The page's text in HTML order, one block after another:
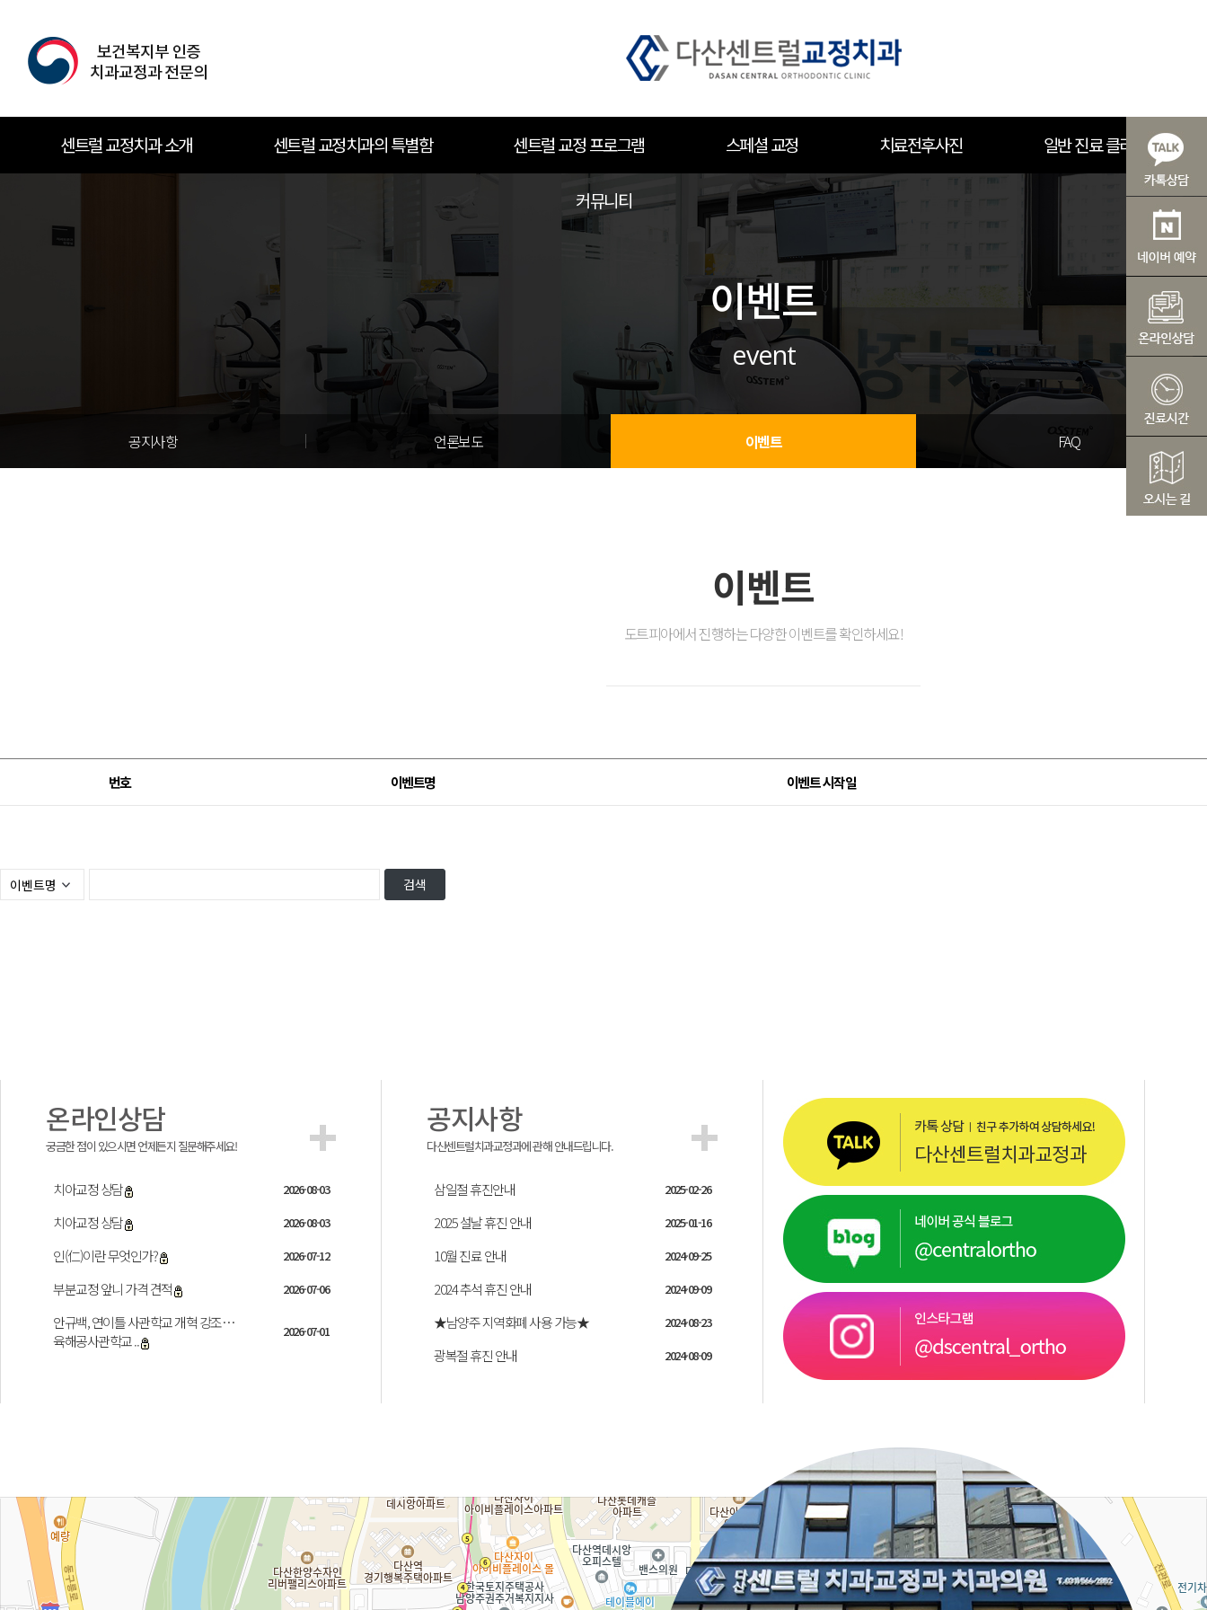
센트럴 교정치과 소개 센트럴 교정치과의 특별함 센트럴 교정 프로그램 스페셜 교정 치료전후사진 일반 진료 클리닉
커뮤니티
이벤트
event
공지사항 언론보도 이벤트 FAQ
이벤트
도트피아에서 진행하는 다양한 이벤트를 확인하세요!
번호 이벤트명 이벤트 시작일
온라인상담
궁금한 점이 있으시면 언제든지 질문해주세요!
치아교정 상담 2026-08-03
치아교정 상담 2026-08-03
인(仁)이란 무엇인가? 2026-07-12
부분교정 앞니 가격 견적 2026-07-06
안규백, 연이틀 사관학교 개혁 강조…
육해공사관학교 ..
2026-07-01
공지사항
다산센트럴치과교정과에 관해 안내드립니다.
삼일절 휴진안내 2025-02-26
2025 설날 휴진 안내 2025-01-16
10월 진료 안내 2024-09-25
2024 추석 휴진 안내 2024-09-09
★남양주 지역화폐 사용 가능★ 2024-08-23
광복절 휴진 안내 2024-08-09